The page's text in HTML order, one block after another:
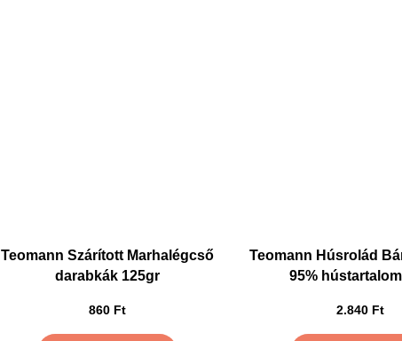
Teomann Szárított Marhalégcső
darabkák 125gr
860 Ft
Teomann Húsrolád
95%
2.840 Ft